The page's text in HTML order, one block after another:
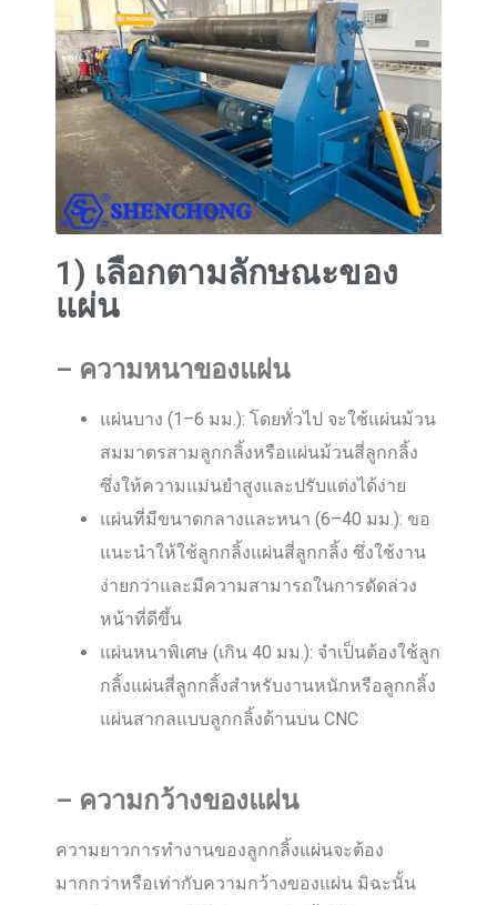
1) เลือกตามลักษณะของ
แผ่น
– ความหนาของแผ่น
แผ่นบาง (1–6 มม.): โดยทั่วไป จะใช้แผ่นม้วน
สมมาตรสามลูกกลิ้งหรือแผ่นม้วนสี่ลูกกลิ้ง
ซึ่งให้ความแม่นยำสูงและปรับแต่งได้ง่าย
แผ่นที่มีขนาดกลางและหนา (6–40 มม.): ขอ
แนะนำให้ใช้ลูกกลิ้งแผ่นสี่ลูกกลิ้ง ซึ่งใช้งาน
ง่ายกว่าและมีความสามารถในการดัดล่วง
หน้าที่ดีขึ้น
แผ่นหนาพิเศษ (เกิน 40 มม.): จำเป็นต้องใช้ลูก
กลิ้งแผ่นสี่ลูกกลิ้งสำหรับงานหนักหรือลูกกลิ้ง
แผ่นสากลแบบลูกกลิ้งด้านบน CNC
– ความกว้างของแผ่น
ความยาวการทำงานของลูกกลิ้งแผ่นจะต้อง
มากกว่าหรือเท่ากับความกว้างของแผ่น มิฉะนั้น